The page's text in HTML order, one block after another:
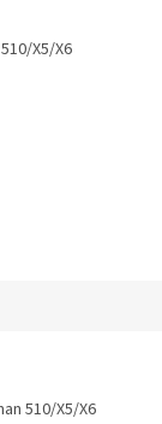
X5/X6
510/X5/X6